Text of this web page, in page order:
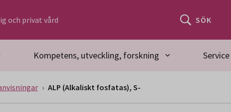
och privat vård SÖK
Kompetens, utveckling, forskning
ALP (Alkaliskt fosfatas), S-